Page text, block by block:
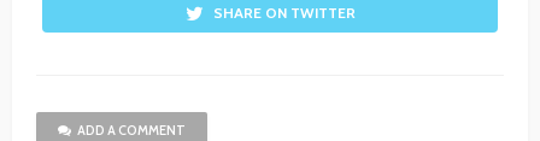
SHARE ON TWITTER
ADD A COMMENT